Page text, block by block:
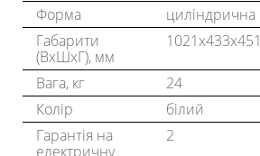
Форма
циліндрична
Габарити
(ВхШхГ), мм
1021х433х451
Вага, кг
24
Колір
білий
Гарантія на
електричну
2